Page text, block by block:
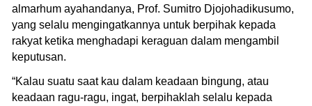
almarhum ayahandanya, Prof. Sumitro Djojohadikusumo,
yang selalu mengingatkannya untuk berpihak kepada
rakyat ketika menghadapi keraguan dalam mengambil
keputusan.
“Kalau suatu saat kau dalam keadaan bingung, atau
keadaan ragu-ragu, ingat, berpihaklah selalu kepada